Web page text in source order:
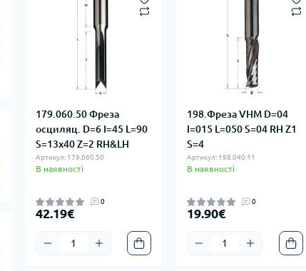
179.060.50 Фреза
осциляц. D=6 I=45 L=90
S=13x40 Z=2 RH&LH
Артикул: 179.060.50
В наявності
0
42.19€
198.Фреза VHM D=04
I=015 L=050 S=04 RH Z1
S=4
Артикул: 198.040.11
В наявності
0
19.90€